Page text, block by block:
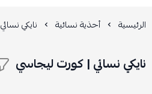
الرئيسية أحذية نسائية نايكي نسائي
نايكي نسائي | كورت ليجاسي